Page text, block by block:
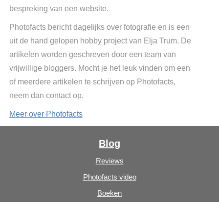
bespreking van een website.
Photofacts bericht dagelijks over fotografie en is een
uit de hand gelopen hobby project van Elja Trum. De
artikelen worden geschreven door een team van
vrijwillige bloggers. Mocht je het leuk vinden om een
of meerdere artikelen te schrijven op Photofacts,
neem dan contact op.
Meer over Photofacts
Blog
Reviews
Photofacts video
Boeken